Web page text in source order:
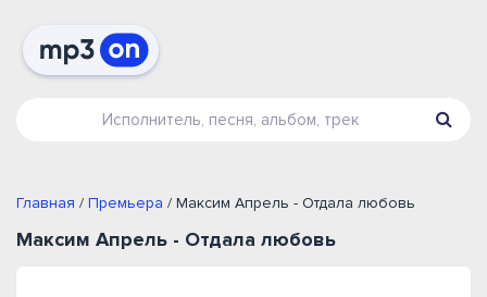
Главная / Премьера / Максим Апрель - Отдала любовь
Максим Апрель - Отдала любовь